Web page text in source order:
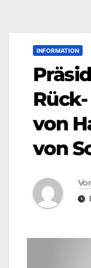
INFORMATION
von
von